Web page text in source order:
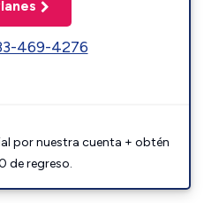
469-4276
por nuestra cuenta + obtén
de regreso.